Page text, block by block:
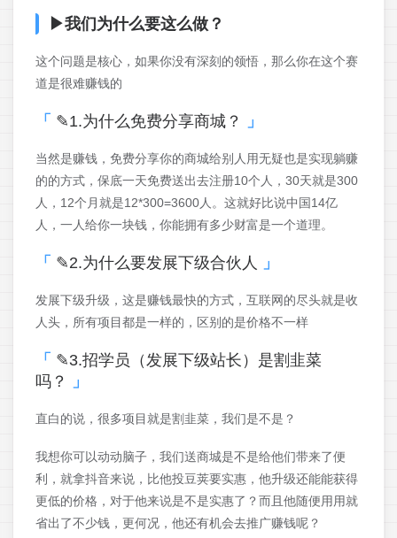
▶我们为什么要这么做？
这个问题是核心，如果你没有深刻的领悟，那么你在这个赛
道是很难赚钱的
✎1.为什么免费分享商城？
当然是赚钱，免费分享你的商城给别人用无疑也是实现躺赚
的的方式，保底一天免费送出去注册10个人，30天就是300
人，12个月就是12*300=3600人。这就好比说中国14亿
人，一人给你一块钱，你能拥有多少财富是一个道理。
✎2.为什么要发展下级合伙人
发展下级升级，这是赚钱最快的方式，互联网的尽头就是收
人头，所有项目都是一样的，区别的是价格不一样
✎3.招学员（发展下级站长）是割韭菜
吗？
直白的说，很多项目就是割韭菜，我们是不是？
我想你可以动动脑子，我们送商城是不是给他们带来了便
利，就拿抖音来说，比他投豆荚要实惠，他升级还能能获得
更低的价格，对于他来说是不是实惠了？而且他随便用用就
省出了不少钱，更何况，他还有机会去推广赚钱呢？